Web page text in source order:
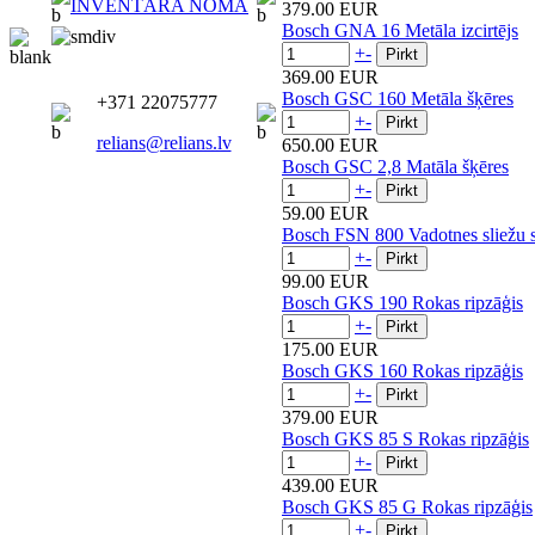
INVENTĀRA NOMA
+371 22075777
relians@relians.lv
379.00 EUR
Bosch GNA 16 Metāla izcirtējs
+-
369.00 EUR
Bosch GSC 160 Metāla šķēres
+-
650.00 EUR
Bosch GSC 2,8 Matāla šķēres
+-
59.00 EUR
Bosch FSN 800 Vadotnes sliežu
+-
99.00 EUR
Bosch GKS 190 Rokas ripzāģis
+-
175.00 EUR
Bosch GKS 160 Rokas ripzāģis
+-
379.00 EUR
Bosch GKS 85 S Rokas ripzāģis
+-
439.00 EUR
Bosch GKS 85 G Rokas ripzāģis
+-